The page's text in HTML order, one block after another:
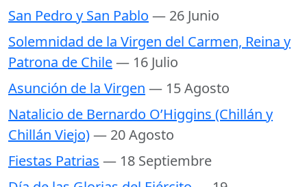
San Pedro y San Pablo — 26 Junio
Solemnidad de la Virgen del Carmen, Reina y
Patrona de Chile— 16 Julio
Asunción de la Virgen — 15 Agosto
Natalicio de Bernardo O’Higgins (Chillán y
Chillán Viejo)— 20 Agosto
Fiestas Patrias — 18 Septiembre